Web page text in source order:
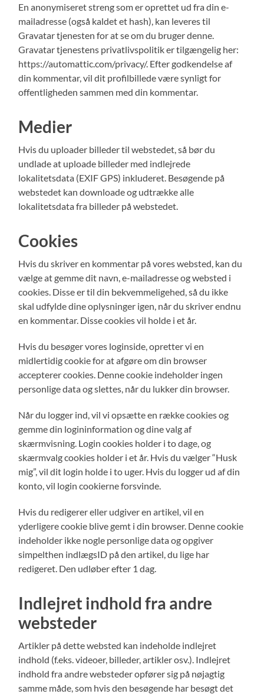
En anonymiseret streng som er oprettet ud fra din e-
mailadresse (også kaldet et hash), kan leveres til
Gravatar tjenesten for at se om du bruger denne.
Gravatar tjenestens privatlivspolitik er tilgængelig her:
https://automattic.com/privacy/. Efter godkendelse af
din kommentar, vil dit profilbillede være synligt for
offentligheden sammen med din kommentar.
Medier
Hvis du uploader billeder til webstedet, så bør du
undlade at uploade billeder med indlejrede
lokalitetsdata (EXIF GPS) inkluderet. Besøgende på
webstedet kan downloade og udtrække alle
lokalitetsdata fra billeder på webstedet.
Cookies
Hvis du skriver en kommentar på vores websted, kan du
vælge at gemme dit navn, e-mailadresse og websted i
cookies. Disse er til din bekvemmeligehed, så du ikke
skal udfylde dine oplysninger igen, når du skriver endnu
en kommentar. Disse cookies vil holde i et år.
Hvis du besøger vores loginside, opretter vi en
midlertidig cookie for at afgøre om din browser
accepterer cookies. Denne cookie indeholder ingen
personlige data og slettes, når du lukker din browser.
Når du logger ind, vil vi opsætte en række cookies og
gemme din logininformation og dine valg af
skærmvisning. Login cookies holder i to dage, og
skærmvalg cookies holder i et år. Hvis du vælger “Husk
mig”, vil dit login holde i to uger. Hvis du logger ud af din
konto, vil login cookierne forsvinde.
Hvis du redigerer eller udgiver en artikel, vil en
yderligere cookie blive gemt i din browser. Denne cookie
indeholder ikke nogle personlige data og opgiver
simpelthen indlægsID på den artikel, du lige har
redigeret. Den udløber efter 1 dag.
Indlejret indhold fra andre
websteder
Artikler på dette websted kan indeholde indlejret
indhold (f.eks. videoer, billeder, artikler osv.). Indlejret
indhold fra andre websteder opfører sig på nøjagtig
samme måde, som hvis den besøgende har besøgt det